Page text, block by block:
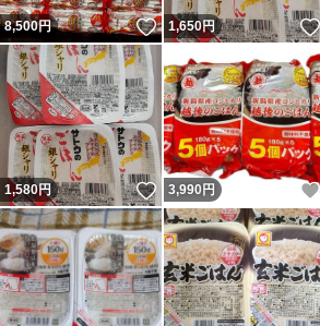
8,500円 いいね！
1,650円
1,580円 いいね！
3,990 円